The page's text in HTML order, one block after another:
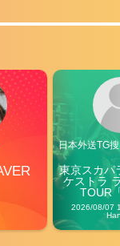
日本外送TG
東京スカパ
ケストラ
TOUR
2026/08/07